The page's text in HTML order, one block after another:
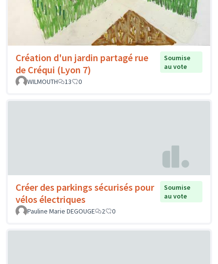
Création d'un jardin partagé rue
de Créqui (Lyon 7)
Soumise
au vote
WILMOUTH
13 0
Créer des parkings sécurisés pour
vélos électriques
Soumise
au vote
Pauline Marie DEGOUGE
2 0